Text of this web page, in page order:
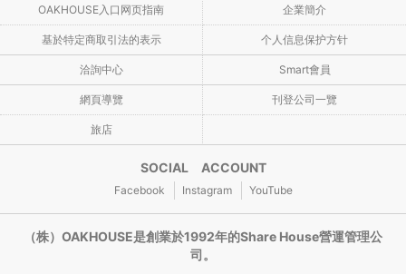
OAKHOUSE入口网页指南 企業簡介
基於特定商取引法的表示 个人信息保护方针
洽詢中心 Smart會員
網頁導覽 刊登公司一覽
旅店
SOCIAL ACCOUNT
Facebook Instagram YouTube
（株）OAKHOUSE是創業於1992年的Share House營運管理公
司。